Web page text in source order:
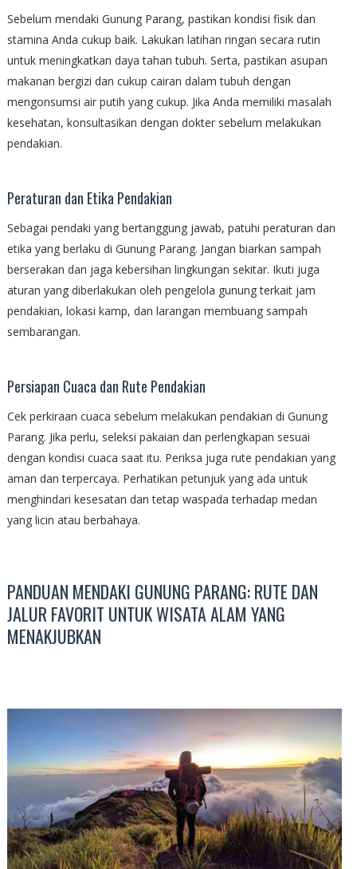
Sebelum mendaki Gunung Parang, pastikan kondisi fisik dan
stamina Anda cukup baik. Lakukan latihan ringan secara rutin
untuk meningkatkan daya tahan tubuh. Serta, pastikan asupan
makanan bergizi dan cukup cairan dalam tubuh dengan
mengonsumsi air putih yang cukup. Jika Anda memiliki masalah
kesehatan, konsultasikan dengan dokter sebelum melakukan
pendakian.
Peraturan dan Etika Pendakian
Sebagai pendaki yang bertanggung jawab, patuhi peraturan dan
etika yang berlaku di Gunung Parang. Jangan biarkan sampah
berserakan dan jaga kebersihan lingkungan sekitar. Ikuti juga
aturan yang diberlakukan oleh pengelola gunung terkait jam
pendakian, lokasi kamp, dan larangan membuang sampah
sembarangan.
Persiapan Cuaca dan Rute Pendakian
Cek perkiraan cuaca sebelum melakukan pendakian di Gunung
Parang. Jika perlu, seleksi pakaian dan perlengkapan sesuai
dengan kondisi cuaca saat itu. Periksa juga rute pendakian yang
aman dan terpercaya. Perhatikan petunjuk yang ada untuk
menghindari kesesatan dan tetap waspada terhadap medan
yang licin atau berbahaya.
PANDUAN MENDAKI GUNUNG PARANG: RUTE DAN
JALUR FAVORIT UNTUK WISATA ALAM YANG
MENAKJUBKAN